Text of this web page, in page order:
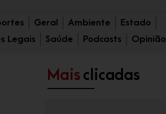
Geral Ambiente
Estado
Legais Saúde Podcasts Opinião
Mais clicadas